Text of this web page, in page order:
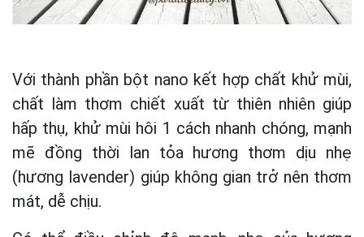
Với thành phần bột nano kết hợp chất khử mùi,
chất làm thơm chiết xuất từ thiên nhiên giúp
hấp thụ, khử mùi hôi 1 cách nhanh chóng, mạnh
mẽ đồng thời lan tỏa hương thơm dịu nhẹ
(hương lavender) giúp không gian trở nên thơm
mát, dễ chịu.